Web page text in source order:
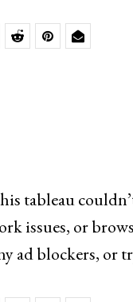
tableau
issues, or
ad blockers, or